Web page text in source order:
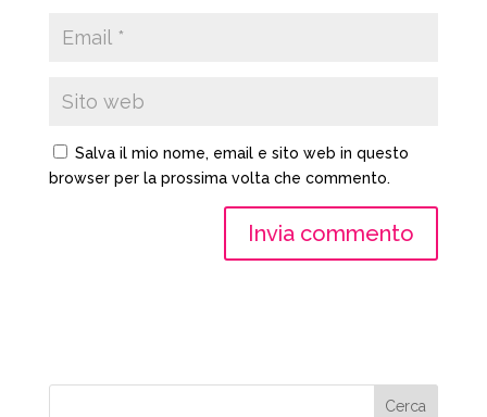
Salva il mio nome, email e sito web in questo
browser per la prossima volta che commento.
Cerca